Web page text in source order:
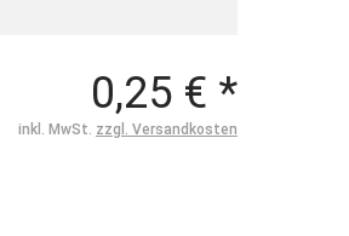
0,25 € *
inkl. MwSt. zzgl. Versandkosten